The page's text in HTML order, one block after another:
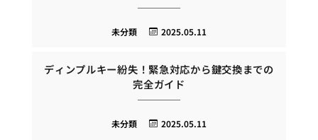
2025.05.11
未分類
ディンプルキー紛失！緊急対応から鍵交換までの
完全ガイド
2025.05.11
未分類